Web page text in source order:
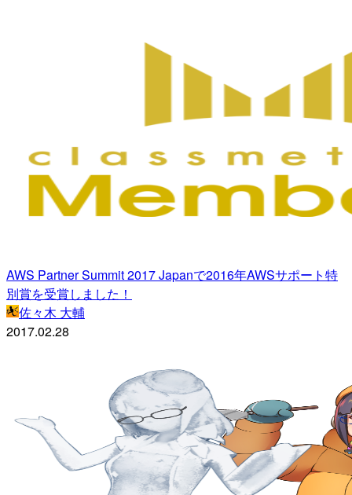
AWS Partner Summit 2017 Japanで2016年AWSサポート特
別賞を受賞しました！
佐々木 大輔
2017.02.28